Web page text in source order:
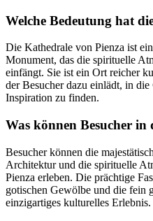
Welche Bedeutung hat
Die Kathedrale von Pienza ist
Monument, das die spirituelle
einfängt. Sie ist ein Ort reicher
der Besucher dazu einlädt, in
Inspiration zu finden.
Was können Besucher
Besucher können die
Architektur und die spirituelle
Pienza erleben. Die prächtige
gotischen Gewölbe und die fein
einzigartiges kulturelles Erlebnis.